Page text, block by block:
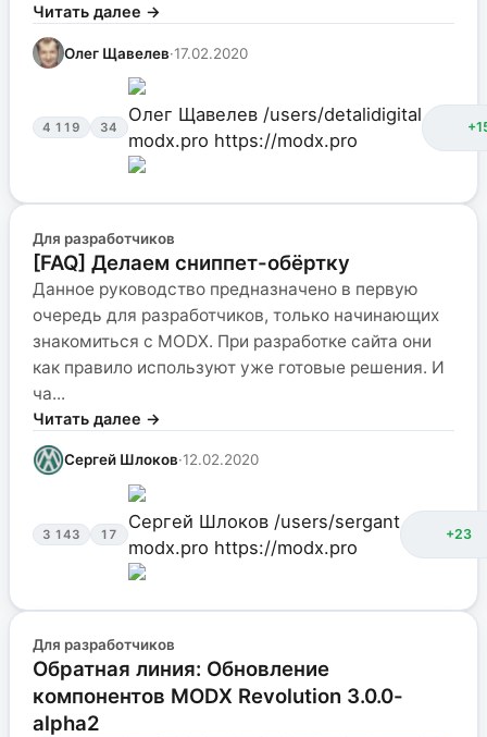
Читать далее →
Олег Щавелев·17.02.2020
4 119 34
Олег Щавелев /users/detalidigital
modx.pro https://modx.pro
Для разработчиков
[FAQ] Делаем сниппет-обёртку
Данное руководство предназначено в первую
очередь для разработчиков, только начинающих
знакомиться с MODX. При разработке сайта они
как правило используют уже готовые решения. И
ча...
Читать далее →
Сергей Шлоков·12.02.2020
3 143 17
Сергей Шлоков /users/sergant
modx.pro https://modx.pro
+23
Для разработчиков
Обратная линия: Обновление
компонентов MODX Revolution 3.0.0-
alpha2